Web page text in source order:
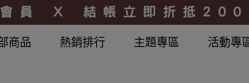
商品 熱銷排行 主題專區 活動專